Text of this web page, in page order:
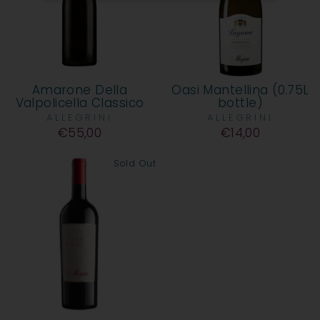
Amarone Della
Valpolicella Classico
ALLEGRINI
€55,00
Oasi Mantellina (0.75L
bottle)
ALLEGRINI
€14,00
Sold Out